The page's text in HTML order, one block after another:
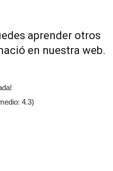
aprender otros
en nuestra web.
4.3)